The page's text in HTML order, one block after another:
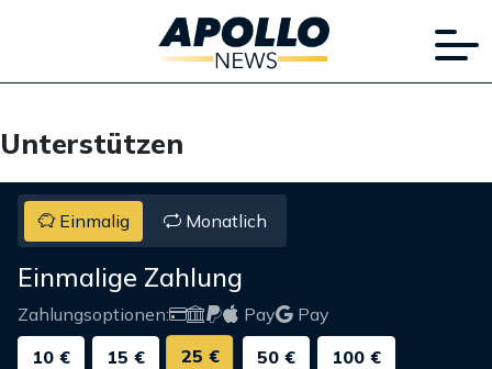
Unterstützen
Einmalig Monatlich
Einmalige Zahlung
Zahlungsoptionen: Pay
Pay
10 €
15 € 25 € 50 € 100 €